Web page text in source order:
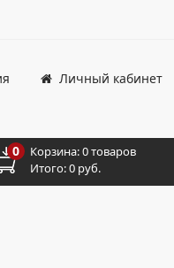
Личный кабинет
0 Корзина:0 товаров
Итого:0 руб.